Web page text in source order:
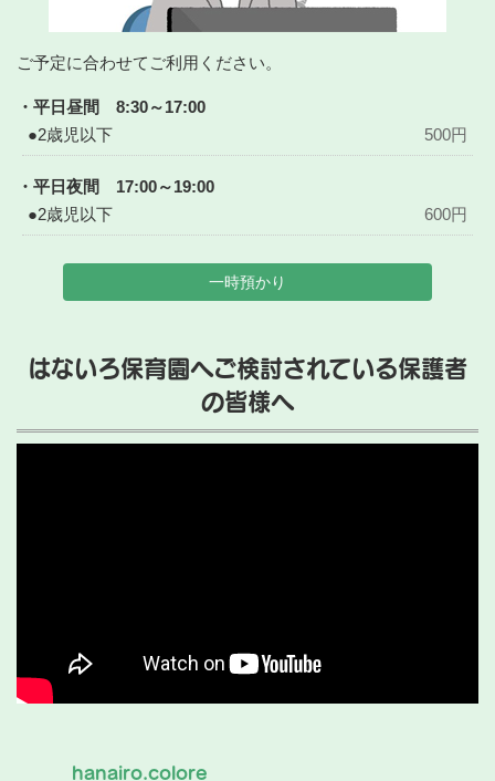
ご予定に合わせてご利用ください。
・平日昼間 8:30～17:00
●2歳児以下
500円
・平日夜間 17:00～19:00
●2歳児以下
600円
一時預かり
はないろ保育園へご検討されている保護者
の皆様へ
hanairo.colore